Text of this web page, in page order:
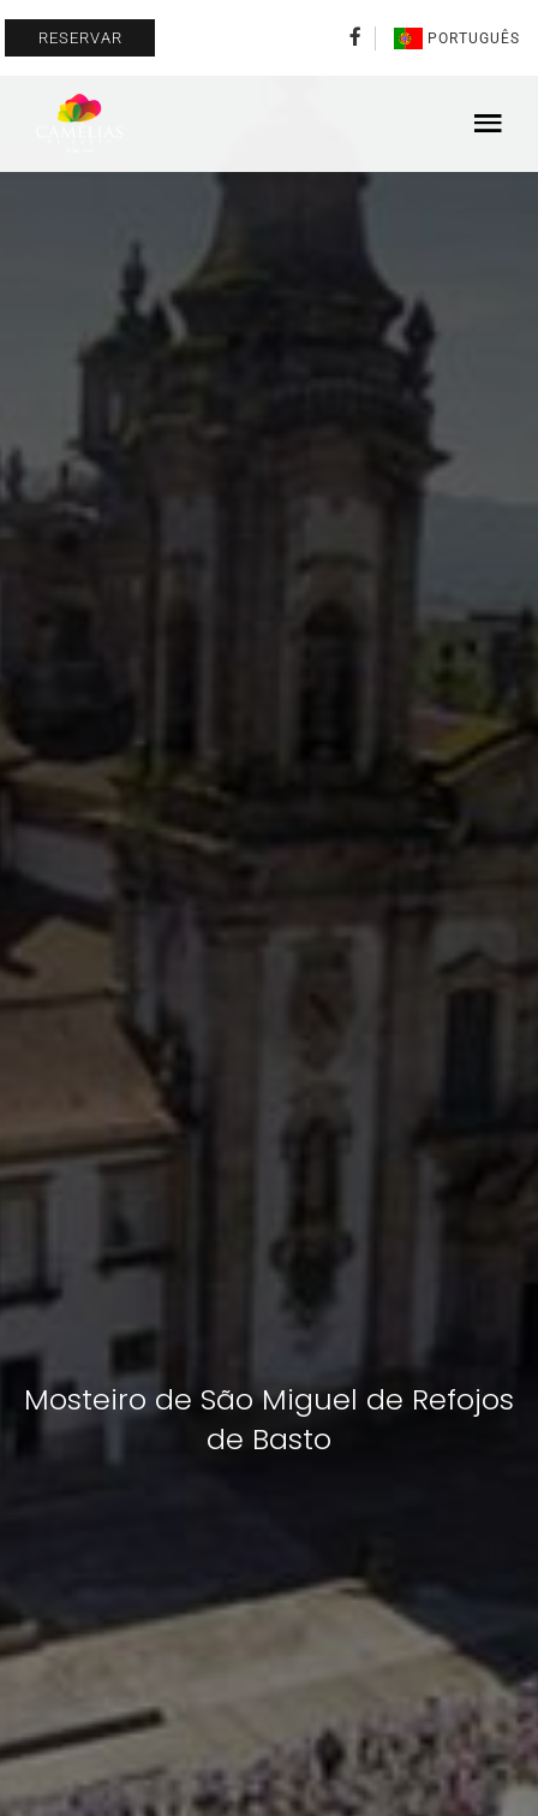
RESERVAR PORTUGUÊS
Mosteiro de São Miguel de Refojos
de Basto